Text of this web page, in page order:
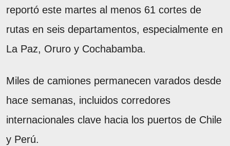
reportó este martes al menos 61 cortes de
rutas en seis departamentos, especialmente en
La Paz, Oruro y Cochabamba.
Miles de camiones permanecen varados desde
hace semanas, incluidos corredores
internacionales clave hacia los puertos de Chile
y Perú.